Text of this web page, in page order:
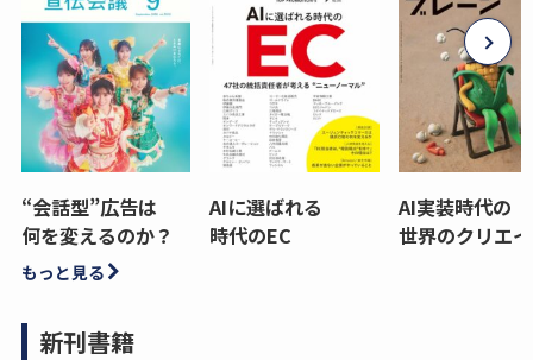
“会話型”広告は
何を変えるのか？
AIに選ばれる
時代のEC
AI実装時代の
世界のクリエ
もっと見る
新刊書籍